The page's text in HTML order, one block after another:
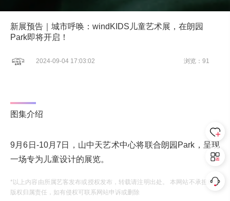
新展预告｜城市呼唤：windKIDS儿童艺术展，在朗园
Park即将开启！
2024-09-04 17:03:02 浏览：91
图集介绍
9月6日-10月7日，山中天艺术中心将联合朗园Park，呈现
一场专为儿童设计的展览。
*以上内容由所属艺客发布或授权发布，转载请注明出处。 本网站不承担相应
版权归属责任，如有侵权可联系网站申诉或删除